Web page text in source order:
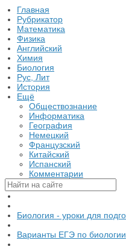
Главная
Рубрикатор
Математика
Физика
Английский
Химия
Биология
Рус, Лит
История
Ещё
Обществознание
Информатика
География
Немецкий
Французский
Китайский
Испанский
Комментарии
Биология - уроки для
Варианты ЕГЭ по